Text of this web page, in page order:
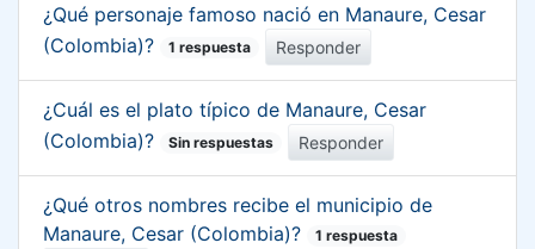
¿Qué personaje famoso nació en Manaure, Cesar
(Colombia)?
1 respuesta Responder
¿Cuál es el plato típico de Manaure, Cesar
(Colombia)?
Sin respuestas Responder
¿Qué otros nombres recibe el municipio de
Manaure, Cesar (Colombia)?
1 respuesta